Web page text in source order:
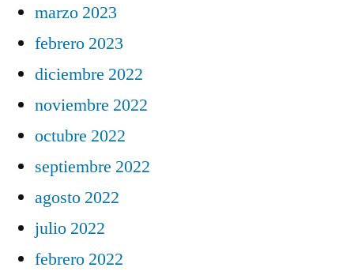
marzo 2023
febrero 2023
diciembre 2022
noviembre 2022
octubre 2022
septiembre 2022
agosto 2022
julio 2022
febrero 2022